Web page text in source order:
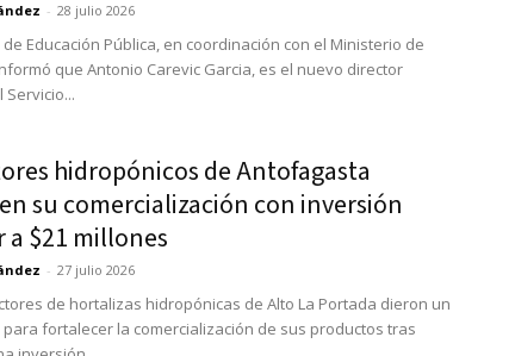
- 28 julio 2026
de Educación Pública, en coordinación con el Ministerio de
que Antonio Carevic Garcia, es el nuevo director
hidropónicos de Antofagasta
su comercialización con inversión
$21 millones
- 27 julio 2026
de hortalizas hidropónicas de Alto La Portada dieron un
fortalecer la comercialización de sus productos tras